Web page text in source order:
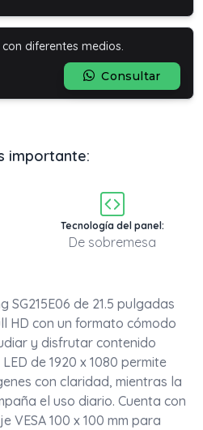
diferentes medios.
Consultar
importante:
Tecnología del panel:
De sobremesa
SG215E06 de 21.5 pulgadas
HD con un formato cómodo
y disfrutar contenido
de 1920 x 1080 permite
con claridad, mientras la
el uso diario. Cuenta con
VESA 100 x 100 mm para